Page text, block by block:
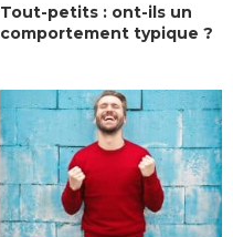
Tout-petits : ont-ils un
comportement typique ?